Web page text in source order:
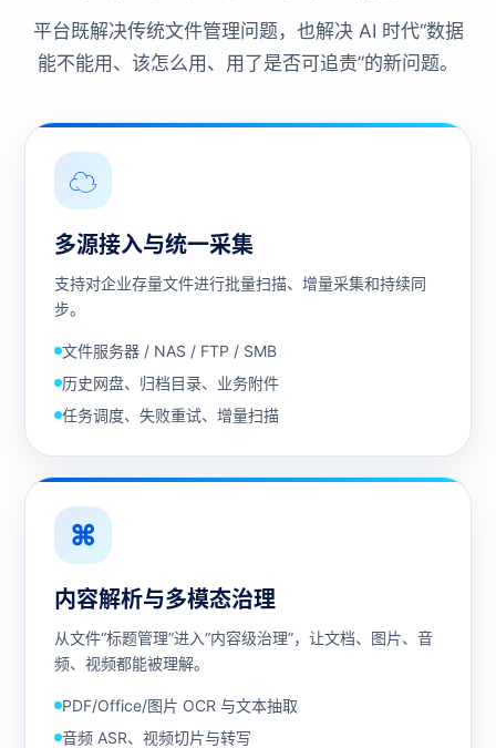
平台既解决传统文件管理问题，也解决 AI 时代“数据
能不能用、该怎么用、用了是否可追责”的新问题。
☁
多源接入与统一采集
支持对企业存量文件进行批量扫描、增量采集和持续同
步。
文件服务器 / NAS / FTP / SMB
历史网盘、归档目录、业务附件
任务调度、失败重试、增量扫描
⌘
内容解析与多模态治理
从文件“标题管理”进入“内容级治理”，让文档、图片、音
频、视频都能被理解。
PDF/Office/图片 OCR 与文本抽取
音频 ASR、视频切片与转写